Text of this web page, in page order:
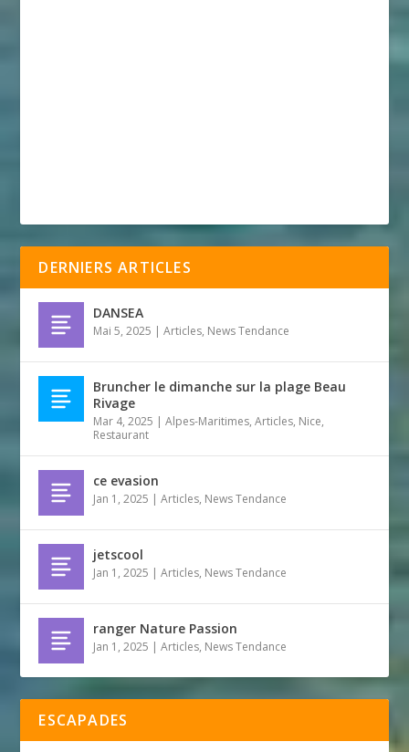
DERNIERS ARTICLES
DANSEA
Mai 5, 2025 |Articles, News Tendance
Bruncher le dimanche sur la plage Beau
Rivage
Mar 4, 2025 |Alpes-Maritimes,Articles, Nice,
Restaurant
ce evasion
Jan 1, 2025 |Articles, News Tendance
jetscool
Jan 1, 2025 |Articles, News Tendance
ranger Nature Passion
Jan 1, 2025 |Articles, News Tendance
ESCAPADES